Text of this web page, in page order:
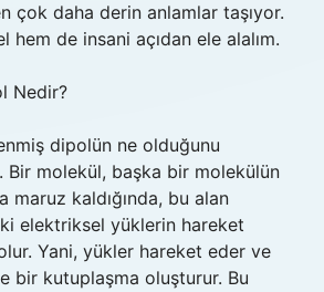
çok daha derin anlamlar taşıyor.
hem de insani açıdan ele alalım.
Nedir?
dipolün ne olduğunu
Bir molekül, başka bir molekülün
maruz kaldığında, bu alan
elektriksel yüklerin hareket
Yani, yükler hareket eder ve
bir kutuplaşma oluşturur. Bu